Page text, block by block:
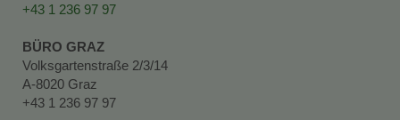
+43 1 236 97 97
BÜRO GRAZ
Volksgartenstraße 2/3/14
A-8020 Graz
+43 1 236 97 97